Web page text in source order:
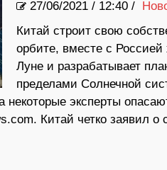
27/06/2021/ 12:40 /
Китай строит свою
орбите, вместе с Россией
Луне и разрабатывает
пределами Солнечной
эксперты
Китай четко заявил о